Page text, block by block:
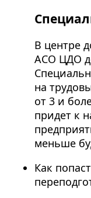
В центре
АСО ЦДО
на
от 3 и
придет к
меньше
Как